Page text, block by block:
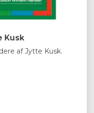
Kusk
af Jytte Kusk.